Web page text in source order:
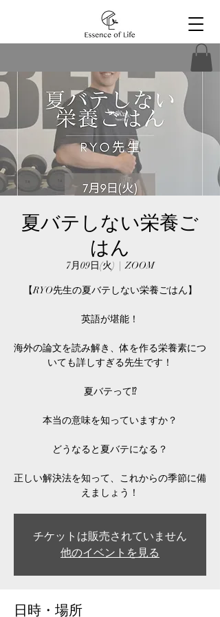
夏バテしない栄養ご
はん
7月09日(火)
  |
ZOOM
【RYO先生の夏バテしない栄養ごはん】
英語が堪能！
海外の論文を読み解き、体を作る栄養素につ
いても詳しすぎる先生です！
夏バテって⁉
本当の意味を知っていますか？
どうなると夏バテになる？
正しい解決法を知って、これからの季節に備
えましょう！
チケットは販売されていません
他のイベントを見る
日時・場所